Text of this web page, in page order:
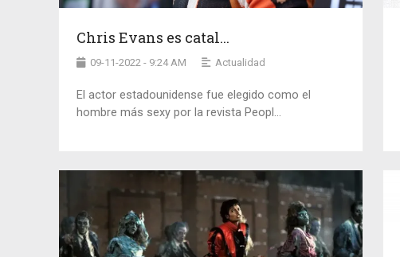
Chris Evans es catal...
09-11-2022 - 9:24 AM Actualidad
El actor estadounidense fue elegido como el
hombre más sexy por la revista Peopl...